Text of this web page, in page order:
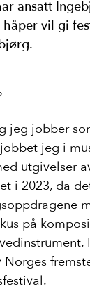
ansatt
vil gi
jeg jobber
jeg i
utgivelser
i 2023, da
på